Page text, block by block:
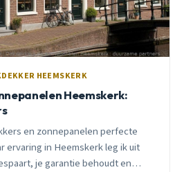
HEEMSKERK
Heemskerk:
en zonnepanelen perfecte
ervaring in Heemskerk leg ik uit
je garantie behoudt en